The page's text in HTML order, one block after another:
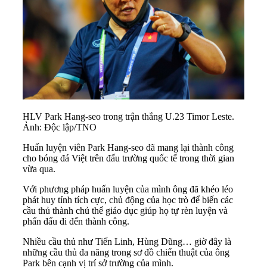
HLV Park Hang-seo trong trận thắng U.23 Timor Leste.
Ảnh: Độc lập/TNO
Huấn luyện viên Park Hang-seo đã mang lại thành công
cho bóng đá Việt trên đấu trường quốc tế trong thời gian
vừa qua.
Với phương pháp huấn luyện của mình ông đã khéo léo
phát huy tính tích cực, chủ động của học trò để biến các
cầu thủ thành chủ thể giáo dục giúp họ tự rèn luyện và
phấn đấu đi đến thành công.
Nhiều cầu thủ như Tiến Linh, Hùng Dũng… giờ đây là
những cầu thủ đa năng trong sơ đồ chiến thuật của ông
Park bên cạnh vị trí sở trường của mình.